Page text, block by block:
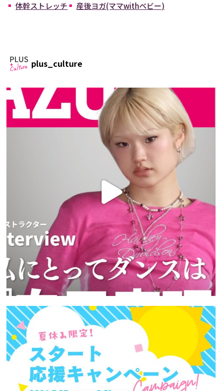
体幹ストレッチ
産後ヨガ(ママwithベビー)
plus_culture